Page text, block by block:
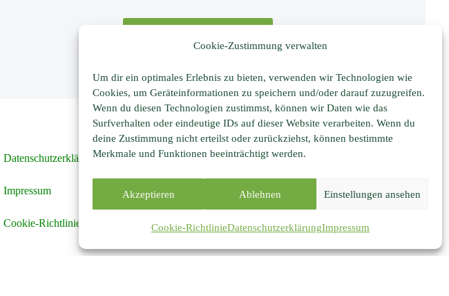
Cookie-Zustimmung verwalten
Um dir ein optimales Erlebnis zu bieten, verwenden wir Technologien wie
Cookies, um Geräteinformationen zu speichern und/oder darauf zuzugreifen.
Wenn du diesen Technologien zustimmst, können wir Daten wie das
Surfverhalten oder eindeutige IDs auf dieser Website verarbeiten. Wenn du
deine Zustimmung nicht erteilst oder zurückziehst, können bestimmte
Merkmale und Funktionen beeinträchtigt werden.
Akzeptieren Ablehnen Einstellungen ansehen
Cookie-RichtlinieDatenschutzerklärungImpressum
Datenschutzerklärung
Impressum
Cookie-Richtlinie (EU)
Partner und Links
Facebook|Instagram